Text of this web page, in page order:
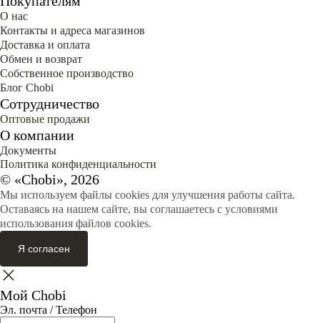
О нас
Контакты и адреса магазинов
Доставка и оплата
Обмен и возврат
Собственное производство
Блог Сhobi
Сотрудничество
Оптовые продажи
О компании
Документы
Политика конфиденциальности
© «Chobi», 2026
Мы используем файлы cookies для улучшения работы сайта.
Оставаясь на нашем сайте, вы соглашаетесь с условиями
использования файлов cookies.
Я согласен
Мой Chobi
Эл. почта / Телефон